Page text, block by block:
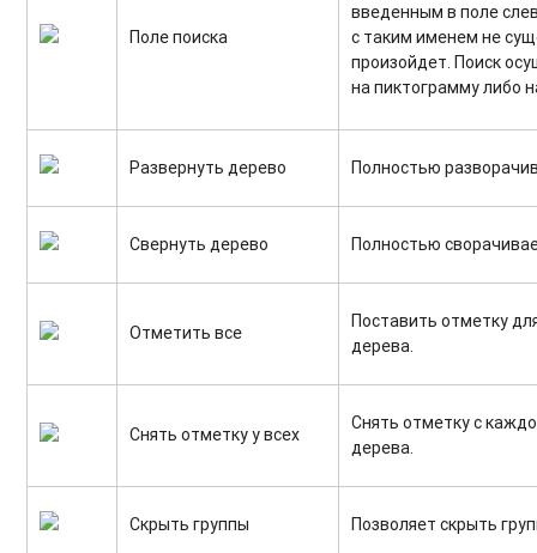
Поле поиска
введенным в поле
с таким именем не
произойдет. Поиск
на пиктограмму либо
Развернуть дерево Полностью
Свернуть дерево Полностью
Отметить все
Поставить отметку
дерева.
Снять отметку у всех
Снять отметку с
дерева.
Скрыть группы Позволяет скрыть